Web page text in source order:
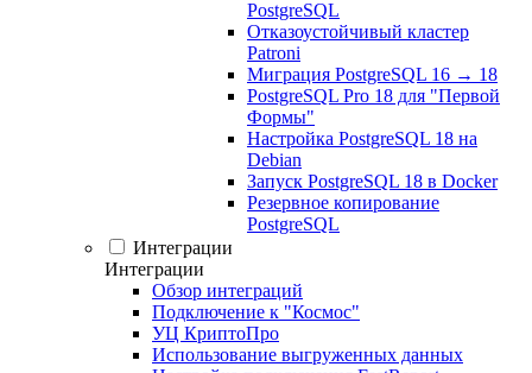
PostgreSQL
Отказоустойчивый кластер
Patroni
Миграция PostgreSQL 16 → 18
PostgreSQL Pro 18 для "Первой
Формы"
Настройка PostgreSQL 18 на
Debian
Запуск PostgreSQL 18 в Docker
Резервное копирование
PostgreSQL
Интеграции
Интеграции
Обзор интеграций
Подключение к "Космос"
УЦ КриптоПро
Использование выгруженных данных